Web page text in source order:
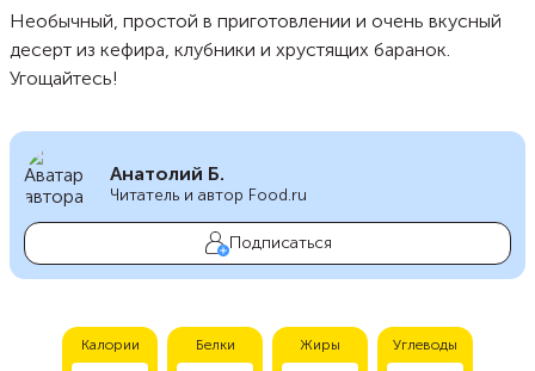
Необычный, простой в приготовлении и очень вкусный
десерт из кефира, клубники и хрустящих баранок.
Угощайтесь!
Анатолий Б.
Читатель и автор Food.ru
Подписаться
Калории Белки Жиры Углеводы